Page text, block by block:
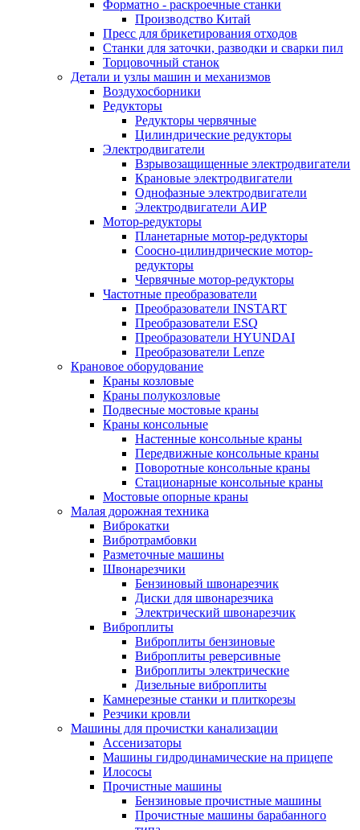
Форматно - раскроечные станки
Производство Китай
Пресс для брикетирования отходов
Станки для заточки, разводки и сварки пил
Торцовочный станок
Детали и узлы машин и механизмов
Воздухосборники
Редукторы
Редукторы червячные
Цилиндрические редукторы
Электродвигатели
Взрывозащищенные электродвигатели
Крановые электродвигатели
Однофазные электродвигатели
Электродвигатели АИР
Мотор-редукторы
Планетарные мотор-редукторы
Соосно-цилиндрические мотор-
редукторы
Червячные мотор-редукторы
Частотные преобразователи
Преобразователи INSTART
Преобразователи ESQ
Преобразователи HYUNDAI
Преобразователи Lenze
Крановое оборудование
Краны козловые
Краны полукозловые
Подвесные мостовые краны
Краны консольные
Настенные консольные краны
Передвижные консольные краны
Поворотные консольные краны
Стационарные консольные краны
Мостовые опорные краны
Малая дорожная техника
Виброкатки
Вибротрамбовки
Разметочные машины
Швонарезчики
Бензиновый швонарезчик
Диски для швонарезчика
Электрический швонарезчик
Виброплиты
Виброплиты бензиновые
Виброплиты реверсивные
Виброплиты электрические
Дизельные виброплиты
Камнерезные станки и плиткорезы
Резчики кровли
Машины для прочистки канализации
Ассенизаторы
Машины гидродинамические на прицепе
Илососы
Прочистные машины
Бензиновые прочистные машины
Прочистные машины барабанного